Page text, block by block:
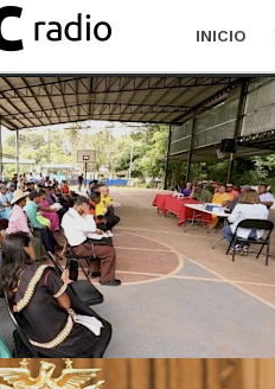
INICIO